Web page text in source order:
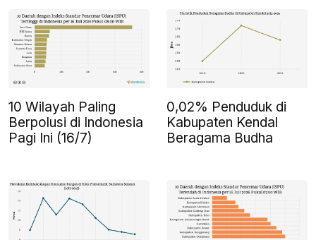
10 Wilayah Paling
Berpolusi di Indonesia
Pagi Ini (16/7)
0,02% Penduduk di
Kabupaten Kendal
Beragama Budha